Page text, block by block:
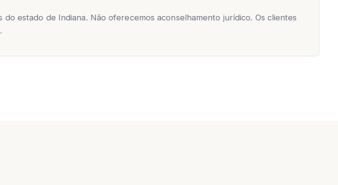
estado de Indiana. Não oferecemos aconselhamento jurídico. Os clientes